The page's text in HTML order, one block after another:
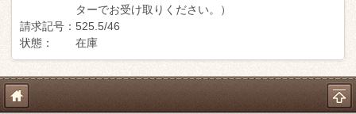
ターでお受け取りください。）
請求記号： 525.5/46
状態：
在庫